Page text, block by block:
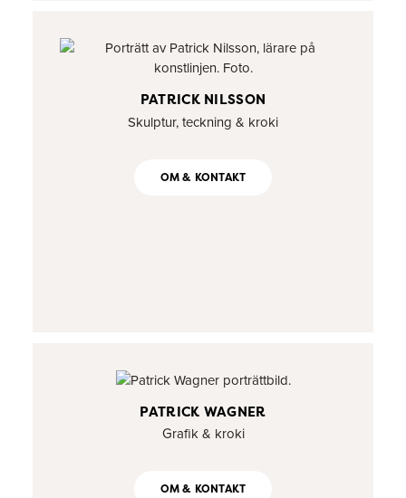
PATRICK NILSSON
Skulptur, teckning & kroki
OM & KONTAKT
PATRICK WAGNER
Grafik & kroki
OM & KONTAKT